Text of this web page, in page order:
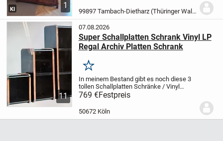
1
KI 99897 Tambach-Dietharz (Thüringer Wald)
11
07.08.2026
Super Schallplatten Schrank Vinyl LP
Regal Archiv Platten Schrank
Merken
In meinem Bestand gibt es noch diese 3
tollen Schallplatten Schränke / Vinyl
Platten Regale / Archivschrank für
Langspielplatten die ich zuviel gekauft
hatte für meine Schallplatten-Sammlung
......
769 €Festpreis
50672 Köln